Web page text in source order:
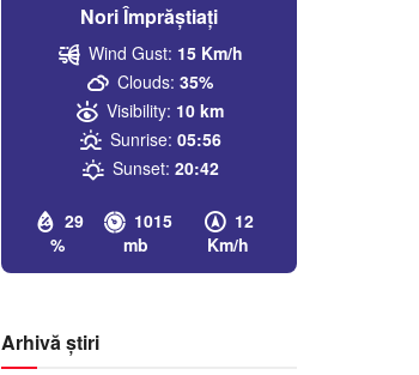
Nori Împrăștiați
29
%
1015
mb
12
Km/h
Wind Gust: 15 Km/h
Clouds: 35%
Visibility: 10 km
Sunrise: 05:56
Sunset: 20:42
Arhivă știri